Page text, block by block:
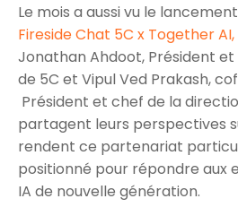
Le mois a aussi vu le
Fireside Chat 5C x Together AI,
Jonathan Ahdoot, Président
de 5C et Vipul Ved Prakash,
Président et chef de la
partagent leurs perspectives
rendent ce partenariat
positionné pour répondre aux
IA de nouvelle génération.